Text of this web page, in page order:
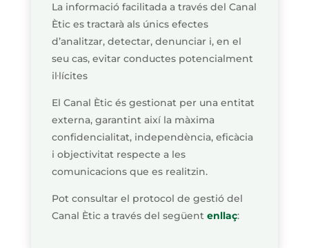
La informació facilitada a través del Canal
Ètic es tractarà als únics efectes
d’analitzar, detectar, denunciar i, en el
seu cas, evitar conductes potencialment
il·lícites
El Canal Ètic és gestionat per una entitat
externa, garantint així la màxima
confidencialitat, independència, eficàcia
i objectivitat respecte a les
comunicacions que es realitzin.
Pot consultar el protocol de gestió del
Canal Ètic a través del següent enllaç: